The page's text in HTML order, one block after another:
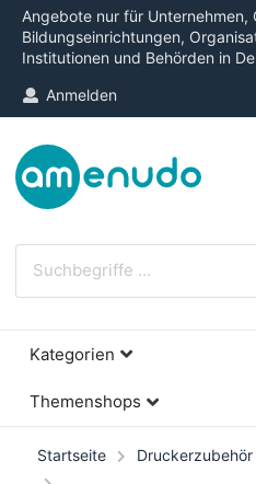
Angebote nur für Unternehmen,
Bildungseinrichtungen,
Institutionen und Behörden in
Anmelden
Kategorien
Themenshops
Startseite Druckerzubehör